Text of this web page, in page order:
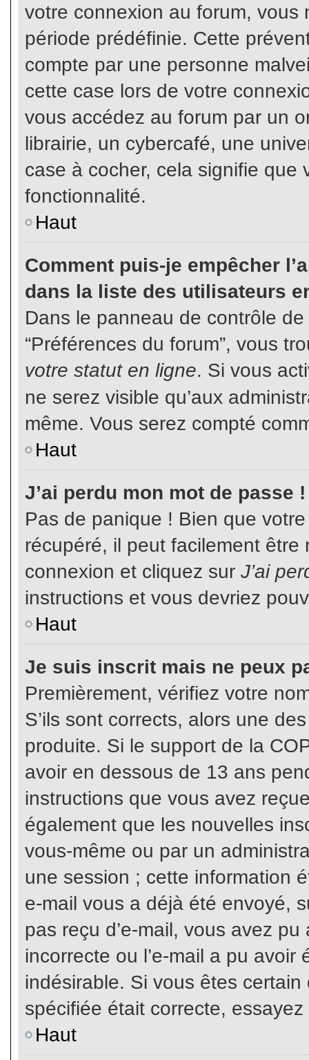
votre connexion au forum,
période prédéfinie. Cette
compte par une personne
cette case lors de votre
vous accédez au forum par un
librairie, un cybercafé, une
case à cocher, cela signifie que
fonctionnalité.
Haut
Comment puis-je empêcher
dans la liste des utilisateurs
Dans le panneau de contrôle
“Préférences du forum”, vous
votre statut en ligne. Si vous
ne serez visible qu’aux
même. Vous serez compté
Haut
J’ai perdu mon mot de passe !
Pas de panique ! Bien que
récupéré, il peut facilement
connexion et cliquez sur J’ai
instructions et vous devriez
Haut
Je suis inscrit mais ne peux
Premièrement, vérifiez votre
S’ils sont corrects, alors une
produite. Si le support de la
avoir en dessous de 13 ans
instructions que vous avez
également que les nouvelles
vous-même ou par un
une session ; cette information
e-mail vous a déjà été envoyé,
pas reçu d’e-mail, vous avez
incorrecte ou l’e-mail a pu
indésirable. Si vous êtes
spécifiée était correcte,
Haut